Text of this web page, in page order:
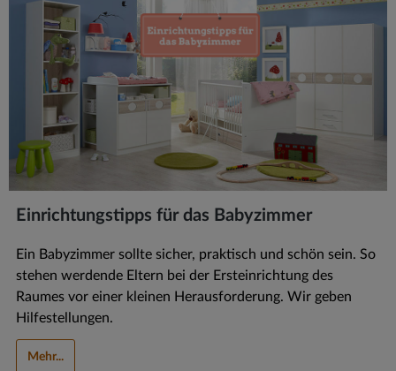
Einrichtungstipps für das Babyzimmer
Ein Babyzimmer sollte sicher, praktisch und schön sein. So
stehen werdende Eltern bei der Ersteinrichtung des
Raumes vor einer kleinen Herausforderung. Wir geben
Hilfestellungen.
Mehr...